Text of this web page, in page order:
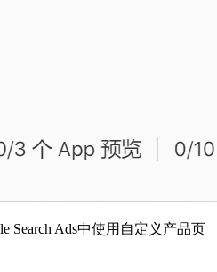
Search Ads中使用自定义产品页